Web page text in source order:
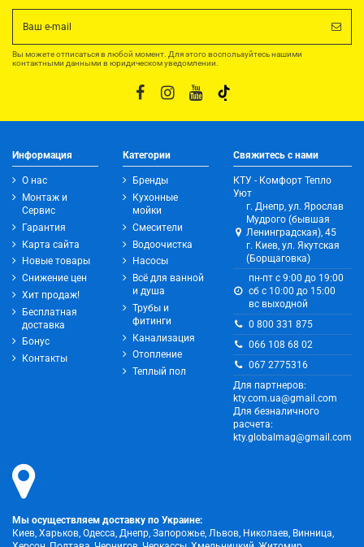
Вы можете отписаться в любой момент. Для этого воспользуйтесь нашими
контактными данными в юридическом уведомлении.
Информация
О нас
Монтаж и
Сервис
Гарантия
Карта сайта
Новые товары
Снижение цен
Хит продаж!
Бесплатная
доставка
Бонус
Контакты
Категории
Бренды
Кухонные
мойки
Смесители
Водоочистка
Насосы
Всё для ванной
и душа
Трубы и
фитинги
Канализация
Отопление
Теплый пол
Свяжитесь с нами
КТУ - Комфорт Тепло
Уют
г. Днепр, ул. Ярослав
Мудрого (бывшая
Ленинградская), 45
г. Киев, ул. Якутская
(Борщаговка)
пн-пт с 9:00 до 19:00
сб с 10:00 до 15:00
вс выходной
0 800 331 875
066 108 68 02
067 2775316
Для партнеров:
kty.com.ua@gmail.com
Для безналичного
расчета:
kty.globalmag@gmail.com
Мы осуществляем доставку по Украине:
Киев, Харьков, Одесса, Днепр, Запорожье, Львов, Николаев, Винница,